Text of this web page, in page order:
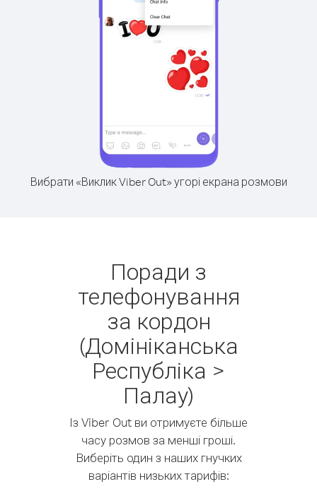
Вибрати «Виклик Viber Out» угорі екрана розмови
Поради з
телефонування
за кордон
(Домініканська
Республіка >
Палау)
Із Viber Out ви отримуєте більше
часу розмов за менші гроші.
Виберіть один з наших гнучких
варіантів низьких тарифів: